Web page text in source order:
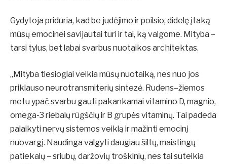
Gydytoja priduria, kad be judėjimo ir poilsio, didelę įtaką
mūsų emocinei savijautai turi ir tai, ką valgome. Mityba –
tarsi tylus, bet labai svarbus nuotaikos architektas.
„Mityba tiesiogiai veikia mūsų nuotaiką, nes nuo jos
priklauso neurotransmiterių sintezė. Rudens–žiemos
metu ypač svarbu gauti pakankamai vitamino D, magnio,
omega-3 riebalų rūgščių ir B grupės vitaminų. Tai padeda
palaikyti nervų sistemos veiklą ir mažinti emocinį
nuovargį. Naudinga valgyti daugiau šiltų, maistingų
patiekalų – sriubų, daržovių troškinių, nes tai suteikia